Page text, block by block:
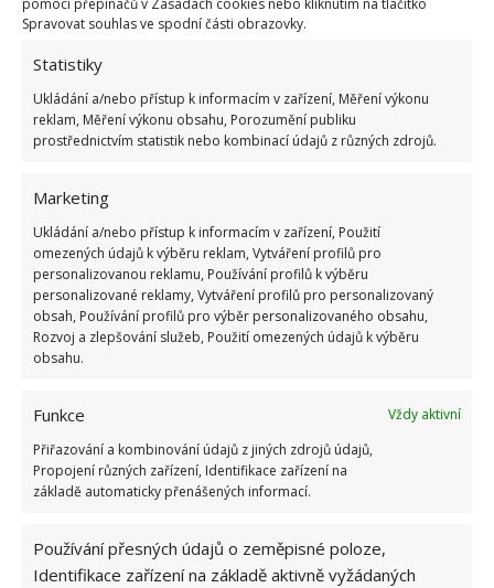
Spravovat souhlas ve spodní části obrazovky.
Statistiky
Ukládání a/nebo přístup k informacím v zařízení, Měření výkonu
reklam, Měření výkonu obsahu, Porozumění publiku
prostřednictvím statistik nebo kombinací údajů z různých zdrojů.
Marketing
Ukládání a/nebo přístup k informacím v zařízení, Použití
omezených údajů k výběru reklam, Vytváření profilů pro
personalizovanou reklamu, Používání profilů k výběru
personalizované reklamy, Vytváření profilů pro personalizovaný
obsah, Používání profilů pro výběr personalizovaného obsahu,
Rozvoj a zlepšování služeb, Použití omezených údajů k výběru
obsahu.
Funkce
Vždy aktivní
Přiřazování a kombinování údajů z jiných zdrojů údajů,
Propojení různých zařízení, Identifikace zařízení na
základě automaticky přenášených informací.
Používání přesných údajů o zeměpisné poloze,
Identifikace zařízení na základě aktivně vyžádaných
realizace změnit celou řadu postupů, a to hlavně
bylo v minulosti reálné stavět. Unikátní je na hradu
také to, že se jedné o zcela unikátní projekt, který
minimálně v Evropě nemá obdoby.